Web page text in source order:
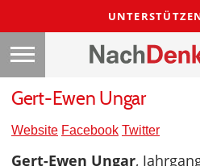
Gert-Ewen Ungar
Website Facebook Twitter
Gert-Ewen Ungar,